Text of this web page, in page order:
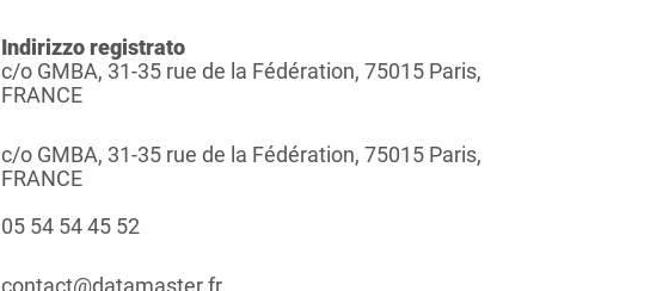
Indirizzo registrato
c/o GMBA, 31-35 rue de la Fédération, 75015 Paris,
FRANCE
c/o GMBA, 31-35 rue de la Fédération, 75015 Paris,
FRANCE
05 54 54 45 52
contact@datamaster.fr